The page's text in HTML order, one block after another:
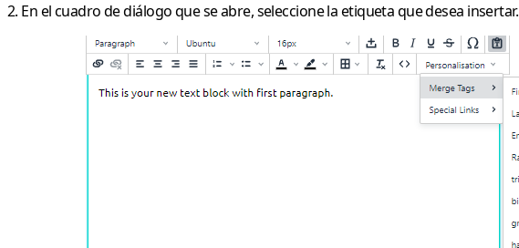
2. En el cuadro de diálogo que se abre, seleccione la etiqueta que desea insertar.